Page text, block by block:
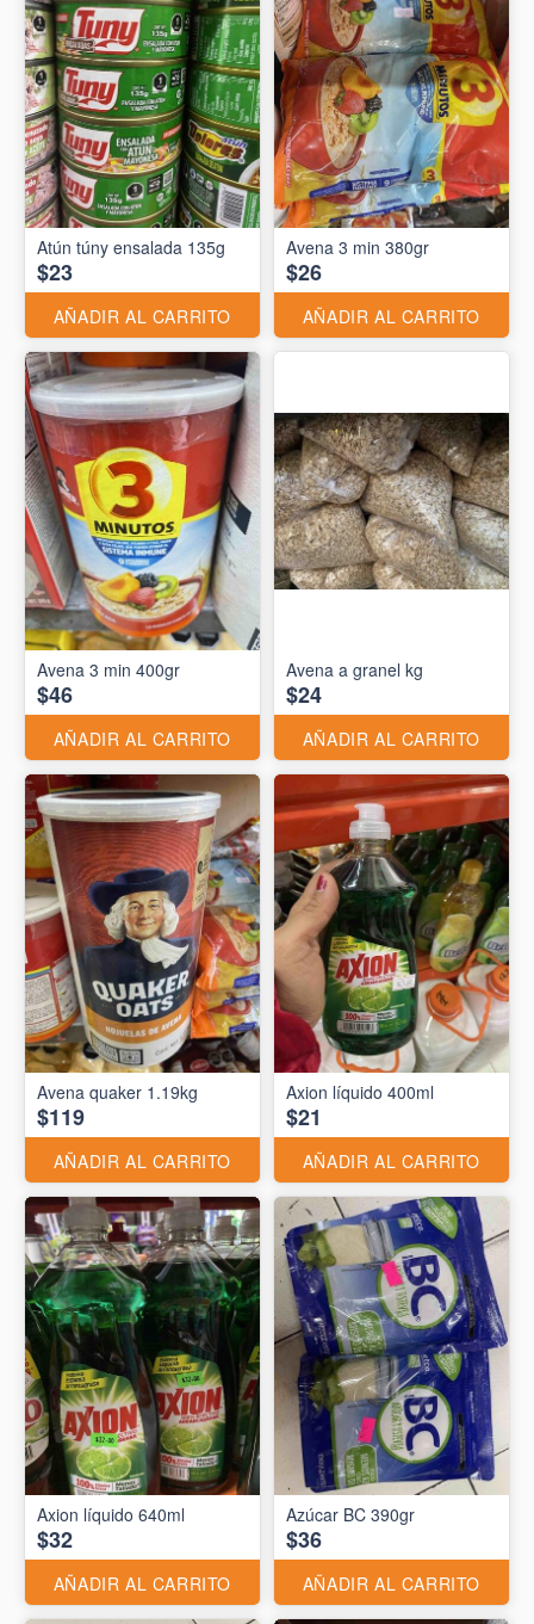
Atún túny ensalada 135g
$23
AÑADIR AL CARRITO
Avena 3 min 380gr
$26
AÑADIR AL CARRITO
Avena 3 min 400gr
$46
AÑADIR AL CARRITO
Avena a granel kg
$24
AÑADIR AL CARRITO
Avena quaker 1.19kg
$119
AÑADIR AL CARRITO
Axion líquido 400ml
$21
AÑADIR AL CARRITO
Axion líquido 640ml
$32
AÑADIR AL CARRITO
Azúcar BC 390gr
$36
AÑADIR AL CARRITO